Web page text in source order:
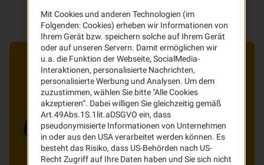
Mit Cookies und anderen Technologien (im
Folgenden: Cookies) erheben wir Informationen von
Ihrem Gerät bzw. speichern solche auf Ihrem Gerät
oder auf unseren Servern. Damit ermöglichen wir
u.a. die Funktion der Webseite, SocialMedia-
Interaktionen, personalisierte Nachrichten,
personalisierte Werbung und Analysen. Um dem
zuzustimmen, wählen Sie bitte "Alle Cookies
akzeptieren“. Dabei willigen Sie gleichzeitig gemäß
Art.49Abs.1S.1lit.aDSGVO ein, dass
pseudonymisierte Informationen von Unternehmen
in oder aus den USA verarbeitet werden können. Es
besteht das Risiko, dass US-Behörden nach US-
Recht Zugriff auf Ihre Daten haben und Sie sich nicht